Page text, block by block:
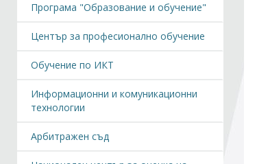
Програма "Образование и обучение"
Център за професионално обучение
Обучение по ИКТ
Информационни и комуникационни
технологии
Арбитражен съд